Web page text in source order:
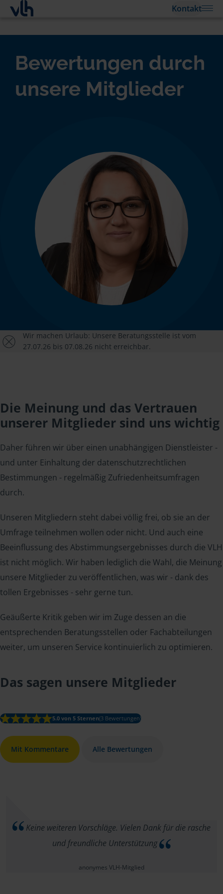
Kontakt
Bewertungen durch
unsere Mitglieder
Wir machen Urlaub: Unsere Beratungsstelle ist vom
27.07.26 bis 07.08.26 nicht erreichbar.
Die Meinung und das Vertrauen
unserer Mitglieder sind uns wichtig
Daher führen wir über einen unabhängigen Dienstleister -
und unter Einhaltung der datenschutzrechtlichen
Bestimmungen - regelmäßig Zufriedenheitsumfragen
durch.
Unseren Mitgliedern steht dabei völlig frei, ob sie an der
Umfrage teilnehmen wollen oder nicht. Und auch eine
Beeinflussung des Abstimmungsergebnisses durch die VLH
ist nicht möglich. Wir haben lediglich die Wahl, die Meinung
unsere Mitglieder zu veröffentlichen, was wir - dank des
tollen Ergebnisses - sehr gerne tun.
Geäußerte Kritik geben wir im Zuge dessen an die
entsprechenden Beratungsstellen oder Fachabteilungen
weiter, um unseren Service kontinuierlich zu optimieren.
Das sagen unsere Mitglieder
5.0 von 5 Sternen(3 Bewertungen)
Mit Kommentare Alle Bewertungen
Keine weiteren Vorschläge. Vielen Dank für die rasche
und freundliche Unterstützung
anonymes VLH-Mitglied